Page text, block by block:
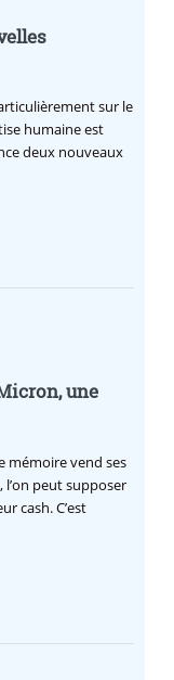
sur le
humaine est
deux nouveaux
une
mémoire vend ses
peut supposer
cash. C’est